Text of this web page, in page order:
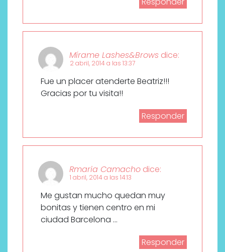
Mírame Lashes&Brows dice:
2 abril, 2014 a las 13:37
Fue un placer atenderte Beatriz!!!
Gracias por tu visita!!
Responder
Rmaria Camacho dice:
1 abril, 2014 a las 14:13
Me gustan mucho quedan muy
bonitas y tienen centro en mi
ciudad Barcelona …
Responder